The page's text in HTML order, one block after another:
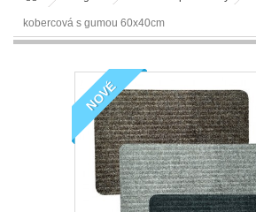
kobercová s gumou 60x40cm
NOVÉ